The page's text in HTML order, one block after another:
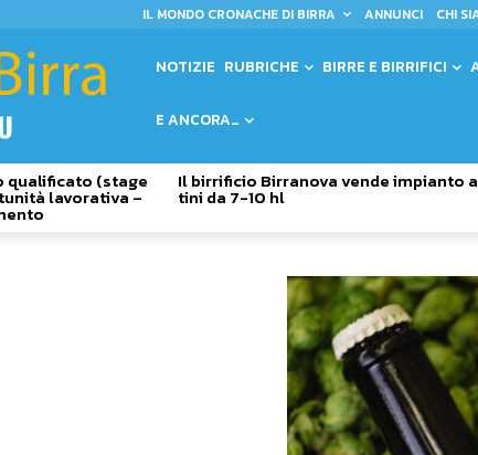
IL MONDO CRONACHE DI BIRRA ANNUNCI CHI
NOTIZIE RUBRICHE BIRRE E BIRRIFICI
E ANCORA…
qualificato (stage
lavorativa –
Il birrificio Birranova vende impianto
tini da 7-10 hl